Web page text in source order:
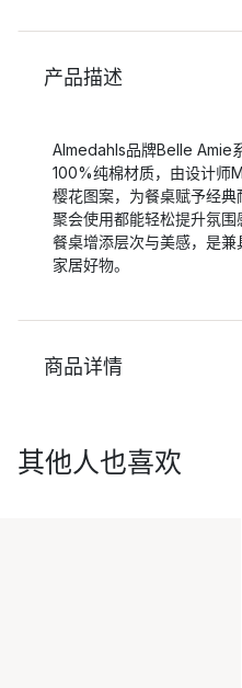
产品描述
Almedahls品牌Belle Amie
100%纯棉材质，由设计师
樱花图案，为餐桌赋予经
聚会使用都能轻松提升氛
餐桌增添层次与美感，是
家居好物。
商品详情
其他人也喜欢